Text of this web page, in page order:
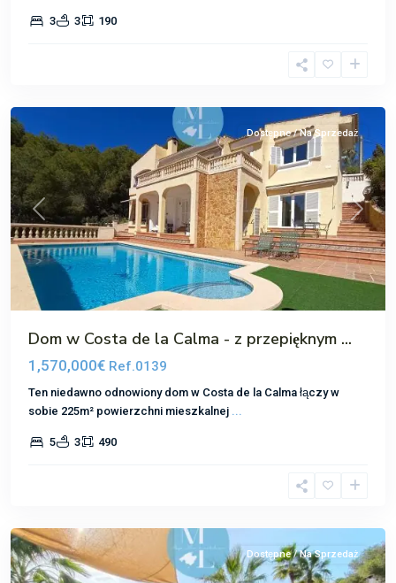
3 3 190
Costa
Poprzedni
Dostępne / Na Sprzedaż
Dom w Costa de la Calma - z przepięknym ...
1,570,000€ Ref.0139
Ten niedawno odnowiony dom w Costa de la Calma łączy w
sobie 225m² powierzchni mieszkalnej ...
5 3 490
Dostępne / Na Sprzedaż